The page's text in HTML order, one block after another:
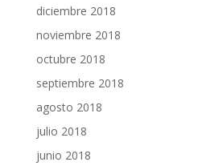
diciembre 2018
noviembre 2018
octubre 2018
septiembre 2018
agosto 2018
julio 2018
junio 2018